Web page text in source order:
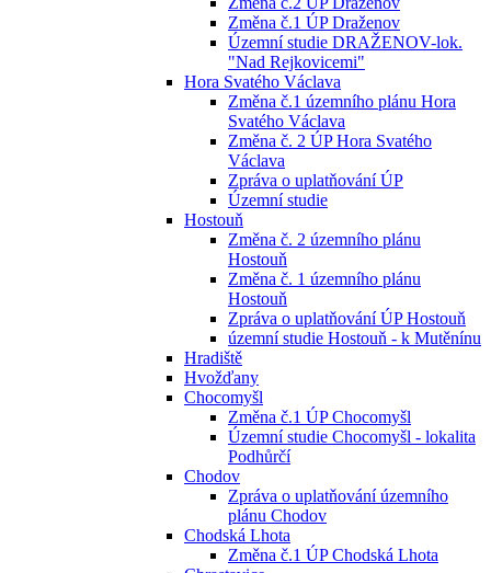
Změna č.1 ÚP Draženov
Územní studie DRAŽENOV-lok.
"Nad Rejkovicemi"
Hora Svatého Václava
Změna č.1 územního plánu Hora
Svatého Václava
Změna č. 2 ÚP Hora Svatého
Václava
Zpráva o uplatňování ÚP
Územní studie
Hostouň
Změna č. 2 územního plánu
Hostouň
Změna č. 1 územního plánu
Hostouň
Zpráva o uplatňování ÚP Hostouň
územní studie Hostouň - k Mutěnínu
Hradiště
Hvožďany
Chocomyšl
Změna č.1 ÚP Chocomyšl
Územní studie Chocomyšl - lokalita
Podhůrčí
Chodov
Zpráva o uplatňování územního
plánu Chodov
Chodská Lhota
Změna č.1 ÚP Chodská Lhota